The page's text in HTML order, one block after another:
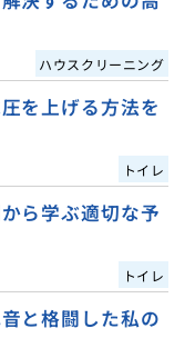
ハウスクリーニング
を上げる方法を
トイレ
ら学ぶ適切な予
トイレ
と格闘した私の